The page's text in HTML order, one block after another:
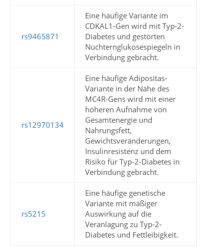
rs9465871
Eine häufige Variante im
CDKAL1-Gen wird mit Typ-2-
Diabetes und gestörten
Nüchternglukosespiegeln in
Verbindung gebracht.
rs12970134
Eine häufige Adipositas-
Variante in der Nähe des
MC4R-Gens wird mit einer
höheren Aufnahme von
Gesamtenergie und
Nahrungsfett,
Gewichtsveränderungen,
Insulinresistenz und dem
Risiko für Typ-2-Diabetes in
Verbindung gebracht.
rs5215
Eine häufige genetische
Variante mit mäßiger
Auswirkung auf die
Veranlagung zu Typ-2-
Diabetes und Fettleibigkeit.